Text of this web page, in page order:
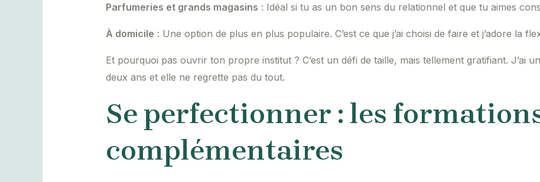
Parfumeries et grands magasins : Idéal si tu as un bon sens du relationnel et que tu aimes
À domicile : Une option de plus en plus populaire. C’est ce que j’ai choisi de faire et j’adore la
Et pourquoi pas ouvrir ton propre institut ? C’est un défi de taille, mais tellement gratifiant. J’ai
deux ans et elle ne regrette pas du tout.
Se perfectionner : les
complémentaires